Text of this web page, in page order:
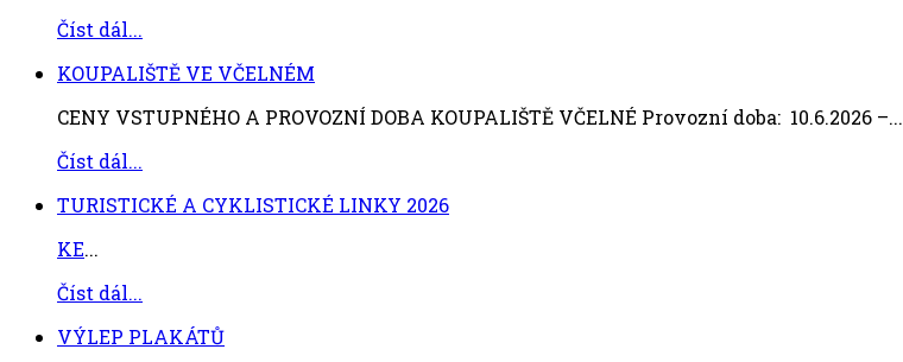
Číst dál...
KOUPALIŠTĚ VE VČELNÉM
CENY VSTUPNÉHO A PROVOZNÍ DOBA KOUPALIŠTĚ VČELNÉ Provozní doba: 10.6.2026 –...
Číst dál...
TURISTICKÉ A CYKLISTICKÉ LINKY 2026
KE...
Číst dál...
VÝLEP PLAKÁTŮ